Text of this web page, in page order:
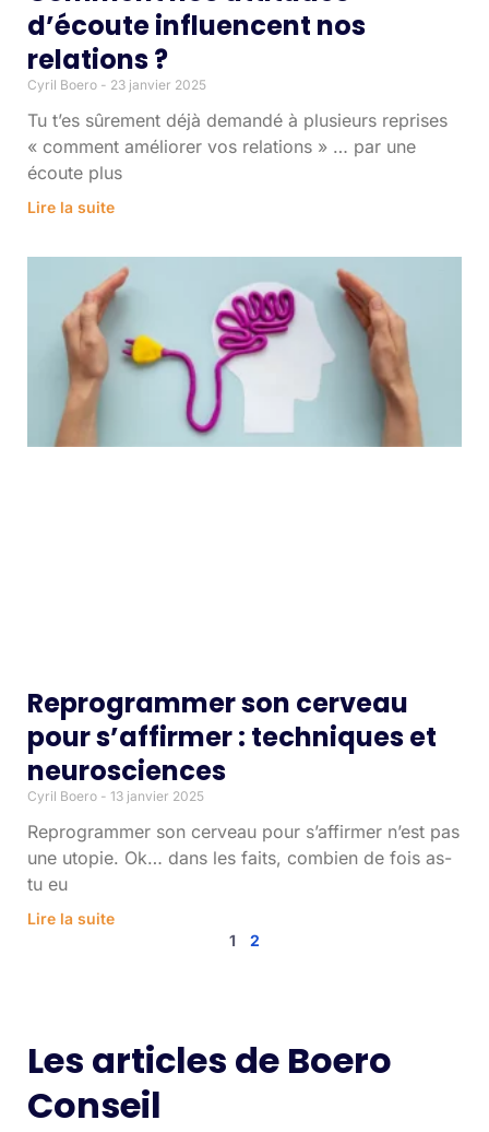
d’écoute influencent nos
relations ?
Cyril Boero 23 janvier 2025
Tu t’es sûrement déjà demandé à plusieurs reprises
« comment améliorer vos relations » … par une
écoute plus
Lire la suite
Reprogrammer son cerveau
pour s’affirmer : techniques et
neurosciences
Cyril Boero 13 janvier 2025
Reprogrammer son cerveau pour s’affirmer n’est pas
une utopie. Ok… dans les faits, combien de fois as-
tu eu
Lire la suite
1
2
Les articles de Boero
Conseil